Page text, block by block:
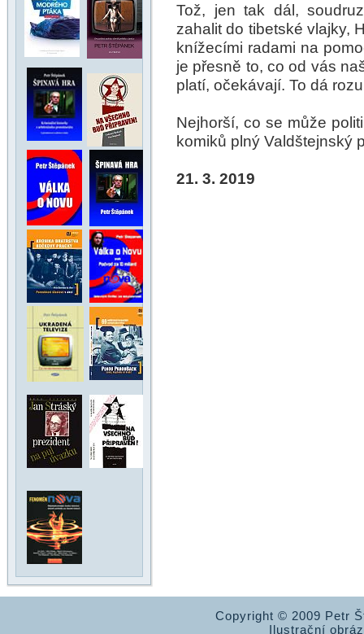
Tož, jen tak dál,
zahalit do tibetské vlajky,
knížecími radami na
je přesně to, co od vás
platí, očekávají. To dá
Nejhorší, co se může
komiků plný Valdštejnský
21. 3. 2019
Copyright © 2009 Petr
Ilustrační